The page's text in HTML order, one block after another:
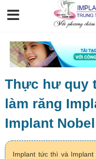
Thực hư quy
làm răng
Implant
Implant tức thì và